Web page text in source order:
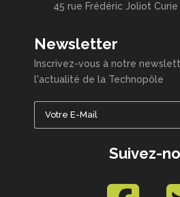
45 rue Frédéric Joliot Curie
Newsletter
Inscrivez-vous à notre
l'actualité de la Technopôle
Suivez-